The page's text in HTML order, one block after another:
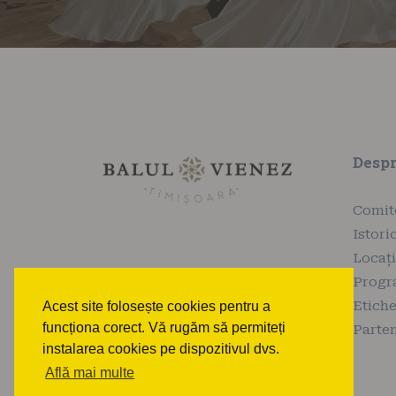
Acest site folosește cookies pentru a
funcționa corect. Vă rugăm să permiteți
instalarea cookies pe dispozitivul dvs.
Află mai multe